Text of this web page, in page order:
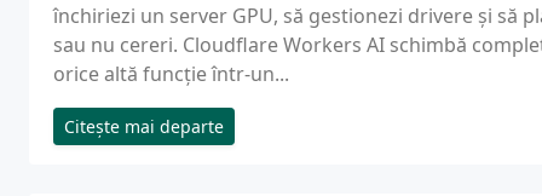
închiriezi un server GPU, să gestionezi drivere și să
sau nu cereri. Cloudflare Workers AI schimbă
orice altă funcție într-un...
Citește mai departe